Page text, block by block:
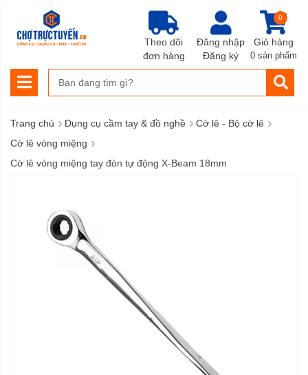
Đăng nhập
Đăng ký
Giỏ hàng
0
0 sản phẩm
Theo dõi
đơn hàng
Trang chủ › Dụng cụ cầm tay & đồ nghề › Cờ lê - Bộ cờ lê ›
Cờ lê vòng miệng ›
Cờ lê vòng miệng tay đòn tự động X-Beam 18mm